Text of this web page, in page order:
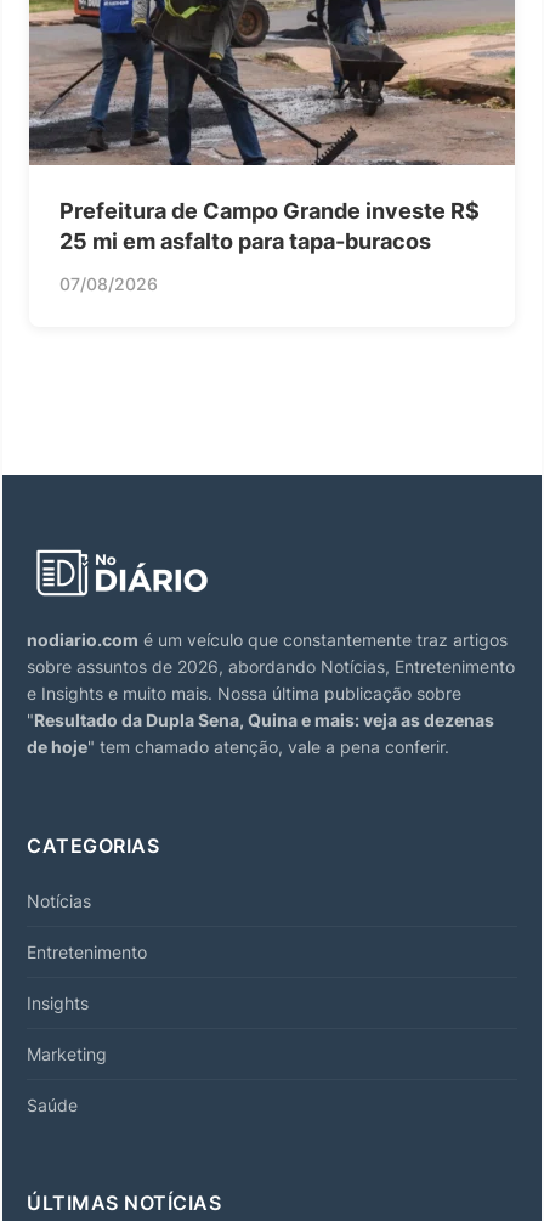
Prefeitura de Campo Grande investe R$
25 mi em asfalto para tapa-buracos
07/08/2026
nodiario.com é um veículo que constantemente traz artigos
sobre assuntos de 2026, abordando Notícias, Entretenimento
e Insights e muito mais. Nossa última publicação sobre
"Resultado da Dupla Sena, Quina e mais: veja as dezenas
de hoje" tem chamado atenção, vale a pena conferir.
CATEGORIAS
Notícias
Entretenimento
Insights
Marketing
Saúde
ÚLTIMAS NOTÍCIAS